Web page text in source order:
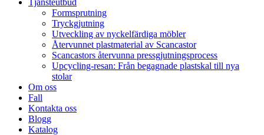
Tjänsteutbud
Formsprutning
Tryckgjutning
Utveckling av nyckelfärdiga möbler
Återvunnet plastmaterial av Scancastor
Scancastors återvunna pressgjutningsprocess
Upcycling-resan: Från begagnade plastskal till nya
stolar
Om oss
Fall
Kontakta oss
Blogg
Katalog